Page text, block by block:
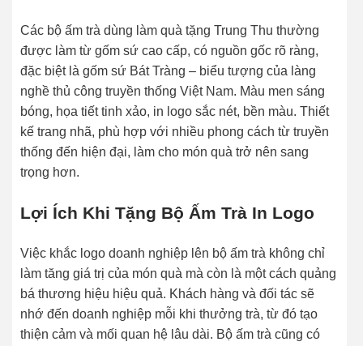
Các bộ ấm trà dùng làm quà tặng Trung Thu thường
được làm từ gốm sứ cao cấp, có nguồn gốc rõ ràng,
đặc biệt là gốm sứ Bát Tràng – biểu tượng của làng
nghề thủ công truyền thống Việt Nam. Màu men sáng
bóng, họa tiết tinh xảo, in logo sắc nét, bền màu. Thiết
kế trang nhã, phù hợp với nhiều phong cách từ truyền
thống đến hiện đại, làm cho món quà trở nên sang
trọng hơn.
Lợi Ích Khi Tặng Bộ Ấm Trà In Logo
Việc khắc logo doanh nghiệp lên bộ ấm trà không chỉ
làm tăng giá trị của món quà mà còn là một cách quảng
bá thương hiệu hiệu quả. Khách hàng và đối tác sẽ
nhớ đến doanh nghiệp mỗi khi thưởng trà, từ đó tạo
thiện cảm và mối quan hệ lâu dài. Bộ ấm trà cũng có